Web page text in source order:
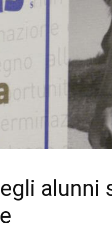
alunni